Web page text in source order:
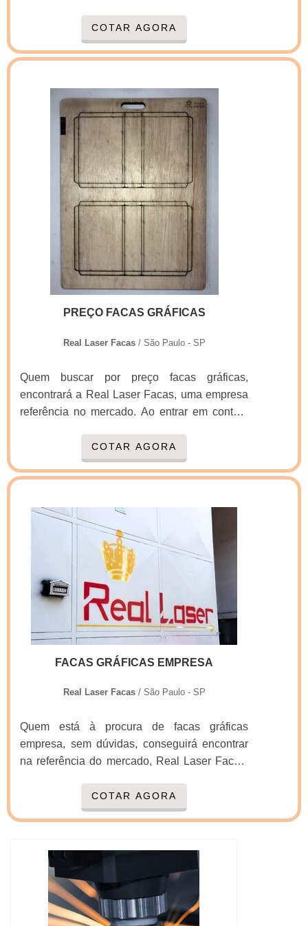
de faca não tem tenacidade, ou seja, o risco
de quebra em facas para guilhotinas de papel
onde o fio de corte termina em 0 (zero) é muito
das Facas do tipo metal duroCaso a forma de
trabalho seja ideal, a performance das f...
COTAR AGORA
PREÇO FACAS GRÁFICAS
Real Laser Facas / São Paulo - SP
Quem buscar por preço facas gráficas,
encontrará a Real Laser Facas, uma empresa
referência no mercado. Ao entrar em contato
ramo, o cliente receberá um suporte completo
para sanar eventuais dúvidas sobre o produto
a ser adquirido.MAIS INFORMAÇÕES
alguém buscar por preço facas gráficas em
uma empresa responsável, conseguirá
encontrar o site da Real Laser Facas. Uma
companhia com alto know-how em faca gráfica
manual e facas para embalagens que oferece
o que há de melhor em tecnologia ao
cliente.Ainda com uma visão analítica sobre
preço facas gráficas, mais do que visar apenas
lucratividade, deve oferecer produtos e
serviços que tenham ótima qualidade e
assertividade, pequenos detalhes, mas de
seriedade da empresa.É importante lembrar
que o produto deve sempre ser adquirido com
companhias especializadas no segmento.
qualidade e durabilidade dos materiais, além
de evitar prejuízos com substituições
frequentes de produtos que não cumprem com
possível poupar gastos
desnecessários.Existem diversos motivos para
a Real Laser Facas ter se tornado destaque
quando pensamos em uma empresa que
COTAR AGORA
FACAS GRÁFICAS EMPRESA
Real Laser Facas / São Paulo - SP
Quem está à procura de facas gráficas
empresa, sem dúvidas, conseguirá encontrar
na referência do mercado, Real Laser Facas.
mais se destaca no ramo, o cliente receberá
um suporte completo para sanar eventuais
empresa, com a equipe da Real Laser Facas o
cliente encontrará excelente custo-benefício e
amplo estoque de produtos.MAIS
INFORMAÇÕES RELEVANTES SOBRE
COTAR AGORA